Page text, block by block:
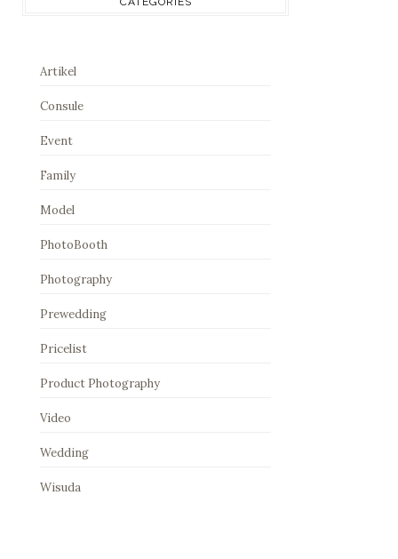
Artikel
Consule
Event
Family
Model
PhotoBooth
Photography
Prewedding
Pricelist
Product Photography
Video
Wedding
Wisuda